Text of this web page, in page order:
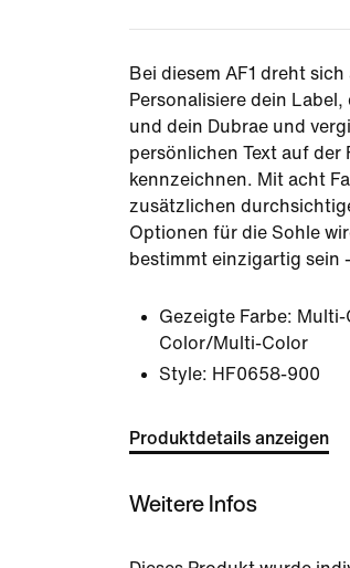
Bei diesem AF1 dreht
Personalisiere dein Label,
und dein Dubrae und
persönlichen Text auf der
kennzeichnen. Mit acht
zusätzlichen
Optionen für die Sohle
bestimmt einzigartig sein
Gezeigte Farbe:
Color/Multi-Color
Style: HF0658-900
Produktdetails anzeigen
Weitere Infos